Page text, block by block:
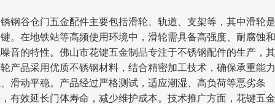
钢谷仓门五金配件主要包括滑轮、轨道、支架等，其中滑轮是
。在地铁站等高频使用环境中，滑轮需具备高强度、耐腐蚀和
音的特性。佛山市花键五金制品专注于不锈钢配件的生产，其
产品采用优质不锈钢材料，结合精密加工技术，确保承重能力
滑动平稳。产品经过严格测试，适应潮湿、高负荷等恶劣条
有效延长门体寿命，减少维护成本。技术推广方面，花键五金